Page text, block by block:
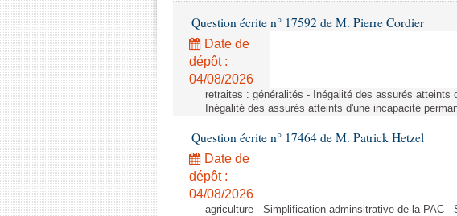
Question écrite n° 17592 de M. Pierre Cordier
Date de
dépôt :
04/08/2026
retraites : généralités - Inégalité des assurés atteints
Inégalité des assurés atteints d'une incapacité
Question écrite n° 17464 de M. Patrick Hetzel
Date de
dépôt :
04/08/2026
agriculture - Simplification adminsitrative de la PAC